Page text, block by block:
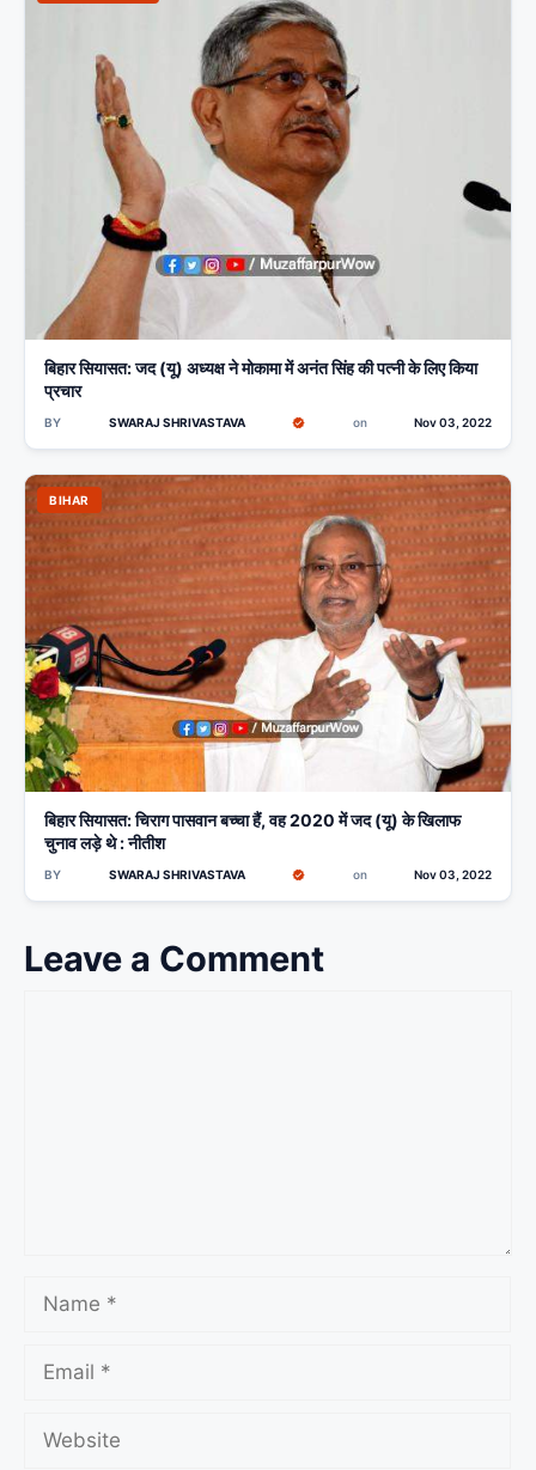
बिहार सियासत: जद (यू) अध्यक्ष ने मोकामा में अनंत सिंह की पत्नी के लिए किया
प्रचार
BY SWARAJ SHRIVASTAVA on Nov 03, 2022
BIHAR
बिहार सियासत: चिराग पासवान बच्चा हैं, वह 2020 में जद (यू) के खिलाफ
चुनाव लड़े थे : नीतीश
BY SWARAJ SHRIVASTAVA on Nov 03, 2022
Leave a Comment